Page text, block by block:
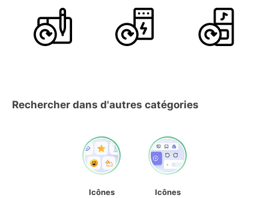
Rechercher dans d'autres catégories
Icônes
Icônes